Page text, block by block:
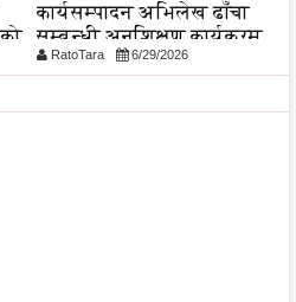
कार्यसम्पादन अभिलेख ढाँचा
सम्बन्धी अनुशिक्षण कार्यक्रम
सम्पन्न
RatoTara 6/29/2026